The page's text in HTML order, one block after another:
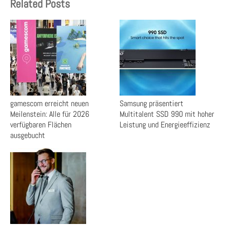
Related Posts
gamescom erreicht neuen
Meilenstein: Alle für 2026
verfügbaren Flächen
ausgebucht
Samsung präsentiert
Multitalent SSD 990 mit hoher
Leistung und Energieeffizienz